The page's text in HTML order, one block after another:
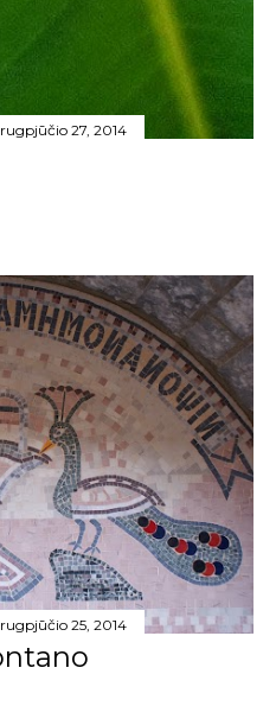
rugpjūčio 27, 2014
rugpjūčio 25, 2014